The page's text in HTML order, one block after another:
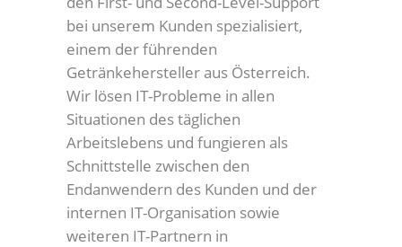
bei unserem Kunden spezialisiert,
einem der führenden
Getränkehersteller aus Österreich.
Wir lösen IT-Probleme in allen
Situationen des täglichen
Arbeitslebens und fungieren als
Schnittstelle zwischen den
Endanwendern des Kunden und der
internen IT-Organisation sowie
weiteren IT-Partnern in